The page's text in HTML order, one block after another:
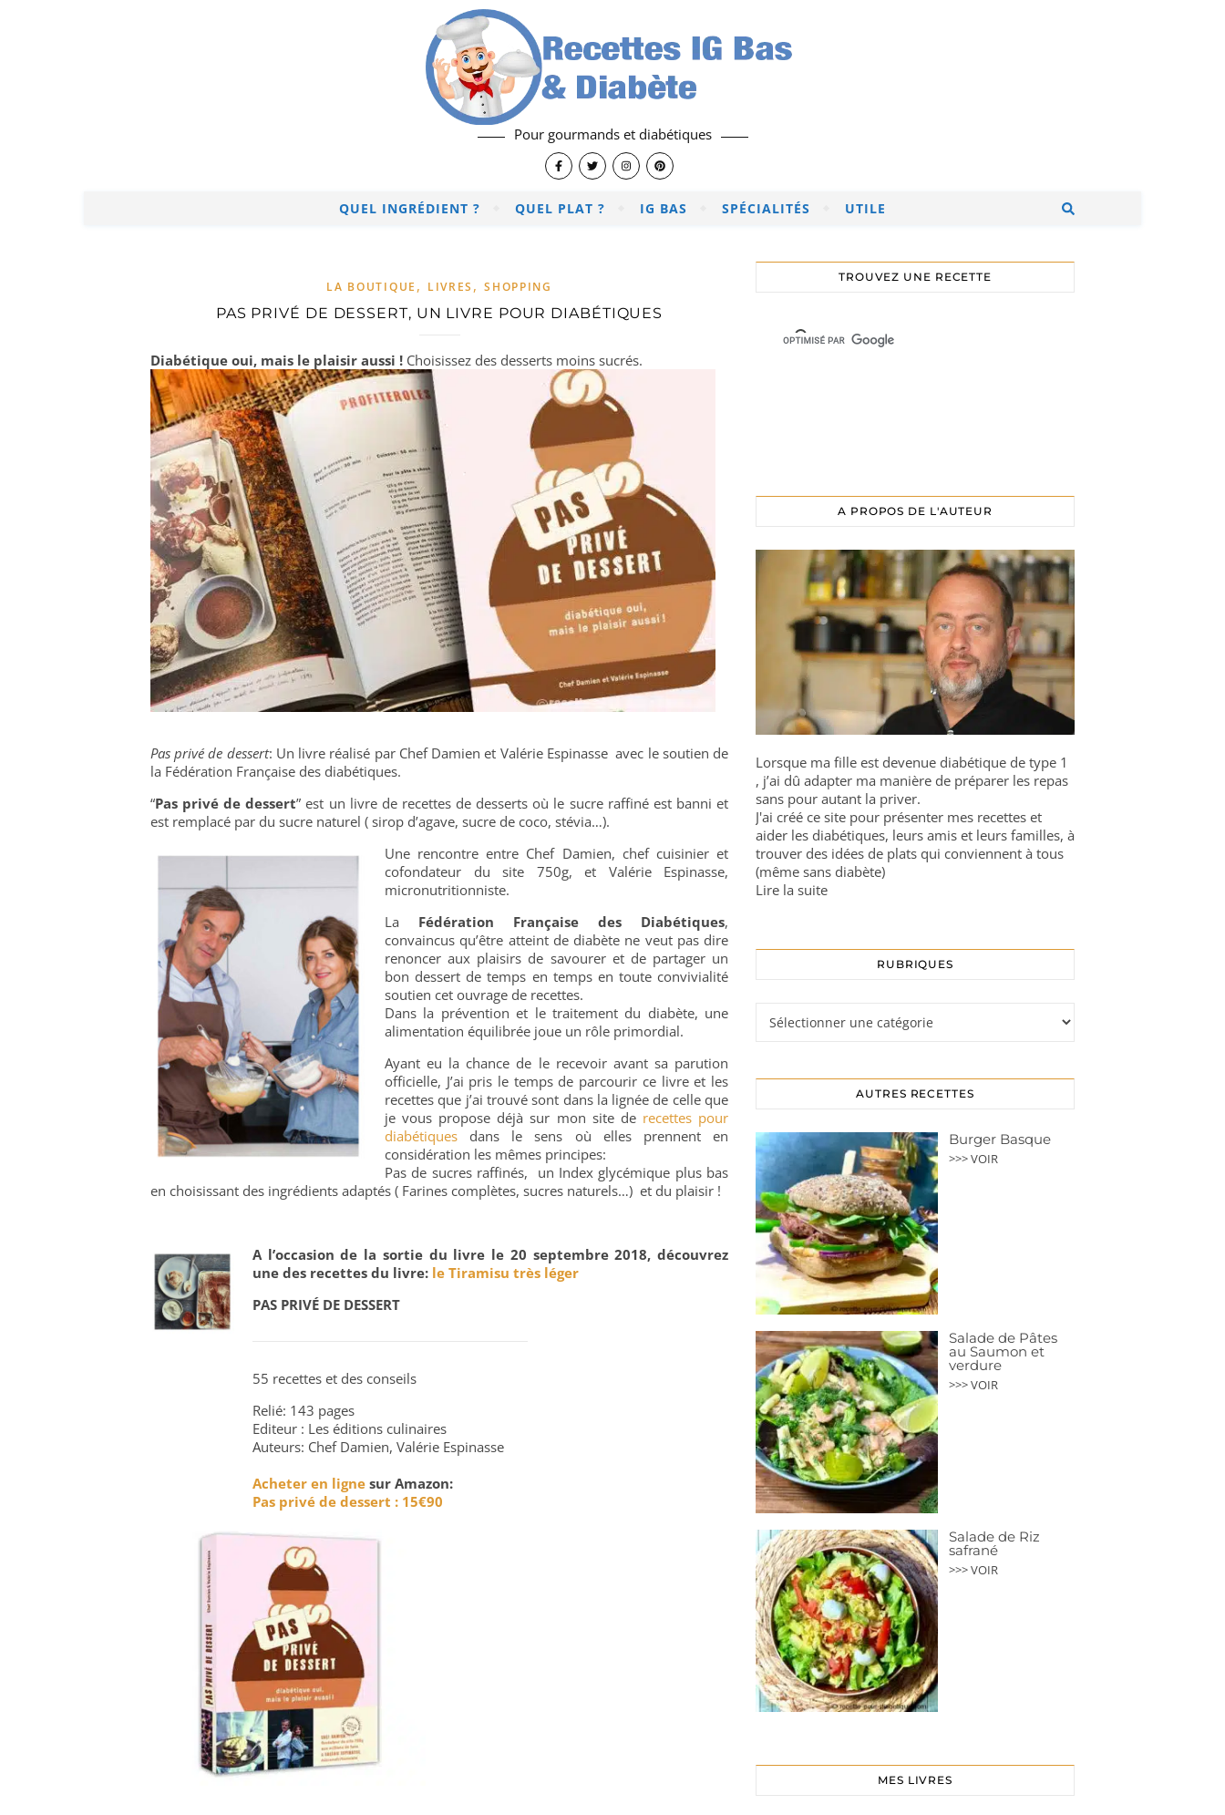
Pour gourmands et diabétiques
QUEL INGRÉDIENT ? QUEL PLAT ? IG BAS SPÉCIALITÉS UTILE
LA BOUTIQUE , LIVRES ,SHOPPING
PAS PRIVÉ DE DESSERT, UN LIVRE POUR DIABÉTIQUES
Diabétique oui, mais le plaisir aussi ! Choisissez des desserts moins sucrés.
Pas privé de dessert: Un livre réalisé par Chef Damien et Valérie Espinasse avec le soutien de
la Fédération Française des diabétiques.
“Pas privé de dessert” est un livre de recettes de desserts où le sucre raffiné est banni et
est remplacé par du sucre naturel ( sirop d’agave, sucre de coco, stévia…).
Une rencontre entre Chef Damien, chef cuisinier et
cofondateur du site 750g, et Valérie Espinasse,
micronutritionniste.
La Fédération Française des Diabétiques,
convaincus qu’être atteint de diabète ne veut pas dire
renoncer aux plaisirs de savourer et de partager un
bon dessert de temps en temps en toute convivialité
soutien cet ouvrage de recettes.
Dans la prévention et le traitement du diabète, une
alimentation équilibrée joue un rôle primordial.
Ayant eu la chance de le recevoir avant sa parution
officielle, J’ai pris le temps de parcourir ce livre et les
recettes que j’ai trouvé sont dans la lignée de celle que
je vous propose déjà sur mon site de recettes pour
diabétiques dans le sens où elles prennent en
considération les mêmes principes:
Pas de sucres raffinés, un Index glycémique plus bas
en choisissant des ingrédients adaptés ( Farines complètes, sucres naturels…) et du plaisir !
A l’occasion de la sortie du livre le 20 septembre 2018, découvrez
une des recettes du livre: le Tiramisu très léger
PAS PRIVÉ DE DESSERT
55 recettes et des conseils
Relié: 143 pages
Editeur : Les éditions culinaires
Auteurs: Chef Damien, Valérie Espinasse
Acheter en ligne sur Amazon:
Pas privé de dessert : 15€90
TROUVEZ UNE RECETTE
A PROPOS DE L'AUTEUR
Lorsque ma fille est devenue diabétique de type 1
, j’ai dû adapter ma manière de préparer les repas
sans pour autant la priver.
J'ai créé ce site pour présenter mes recettes et
aider les diabétiques, leurs amis et leurs familles, à
trouver des idées de plats qui conviennent à tous
(même sans diabète)
Lire la suite
RUBRIQUES
AUTRES RECETTES
Burger Basque
>>> VOIR
Salade de Pâtes
au Saumon et
verdure
>>> VOIR
Salade de Riz
safrané
>>> VOIR
MES LIVRES